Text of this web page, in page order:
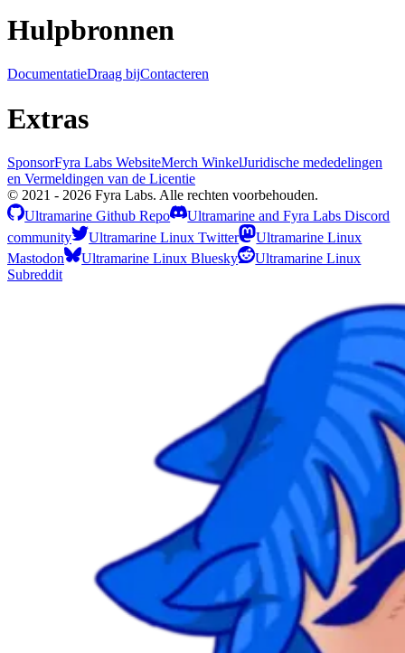
Hulpbronnen
DocumentatieDraag bijContacteren
Extras
SponsorFyra Labs WebsiteMerch WinkelJuridische mededelingen
en Vermeldingen van de Licentie
© 2021 - 2026 Fyra Labs. Alle rechten voorbehouden.
Ultramarine Github Repo
Ultramarine and Fyra Labs Discord
community
Ultramarine Linux Twitter
Ultramarine Linux
Mastodon
Ultramarine Linux Bluesky
Ultramarine Linux
Subreddit